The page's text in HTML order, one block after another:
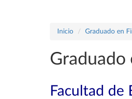
Inicio Graduado en
Graduado
Facultad de